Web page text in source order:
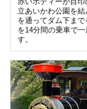
立あいかわ公園を
を通ってダム下ま
を14分間の乗車で
す。